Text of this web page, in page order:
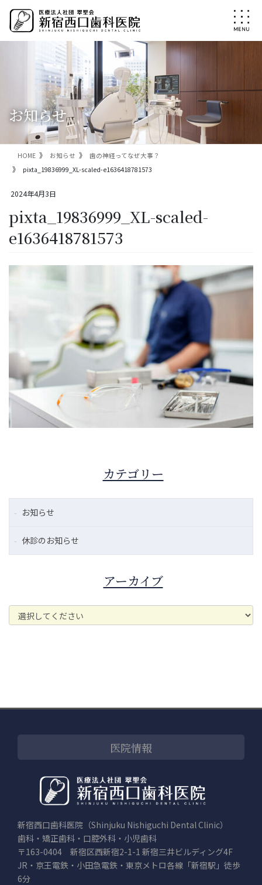
ン
ー
お知らせ
HOME お知らせ
歯の神経ってなぜ大事？
pixta_19836999_XL-scaled-e1636418781573
2024年4月3日
pixta_19836999_XL-scaled-
e1636418781573
カテゴリー
お知らせ
休診のお知らせ
アーカイブ
医院情報
新宿西口歯科医院（Shinjuku Nishiguchi Dental Clinic）
歯科・矯正歯科・口腔外科・小児歯科
〒163-0404 新宿区西新宿2-1-1 新宿三井ビルディング4F
JR・京王電鉄・小田急電鉄・東京メトロ各線「新宿駅」徒歩
6分